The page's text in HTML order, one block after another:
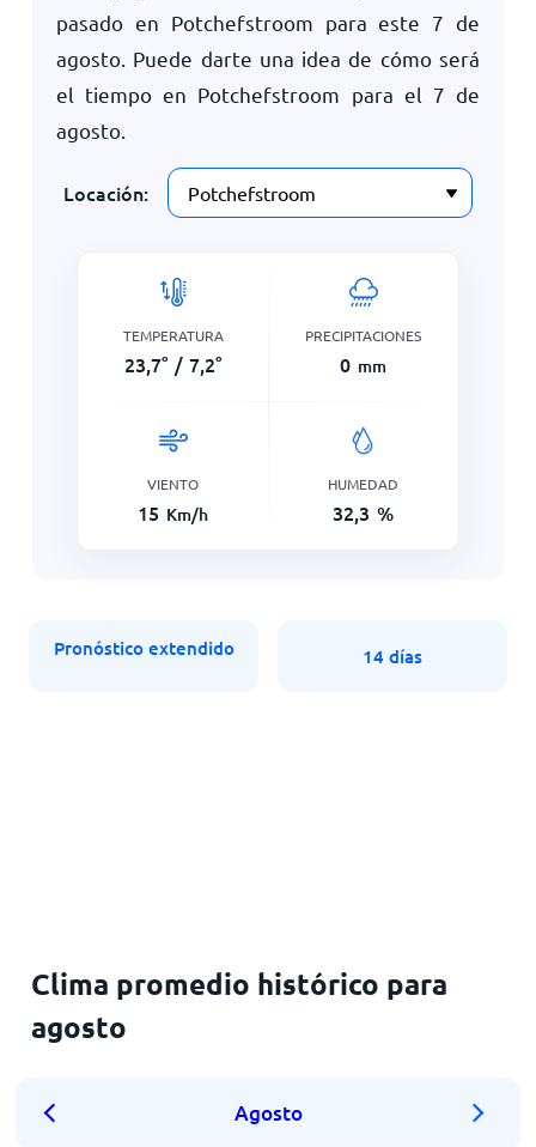
pasado en Potchefstroom para este 7 de
agosto. Puede darte una idea de cómo será
el tiempo en Potchefstroom para el 7 de
agosto.
Locación:
TEMPERATURA
23,7° / 7,2°
PRECIPITACIONES
0 mm
VIENTO
15 Km/h
HUMEDAD
32,3 %
Pronóstico extendido 14 días
Clima promedio histórico para
agosto
Agosto